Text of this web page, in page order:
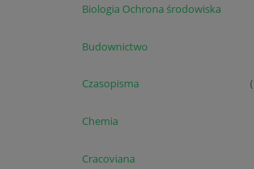
Biologia Ochrona środowiska
Budownictwo
Czasopisma
Chemia
Cracoviana